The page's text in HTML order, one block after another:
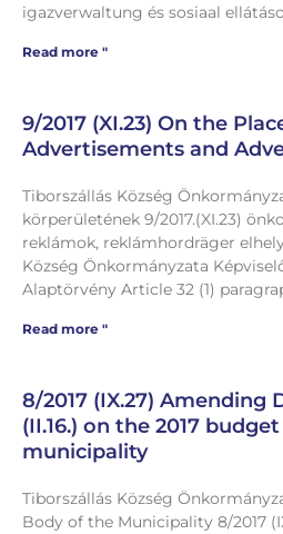
igazverwaltung és sosiaal
Read more "
9/2017 (XI.23) On the
Advertisements and
Tiborszállás Község
körperületének 9/2017.(XI.23)
reklámok, reklámhordräger
Község Önkormányzata
Alaptörvény Article 32 (1)
Read more "
8/2017 (IX.27) Amending
(II.16.) on the 2017
municipality
Tiborszállás Község
Body of the Municipality 8/2017